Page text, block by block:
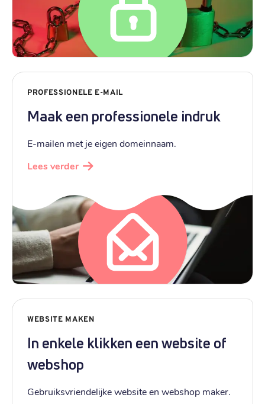
PROFESSIONELE E-MAIL
Maak een professionele indruk
E-mailen met je eigen domeinnaam.
Lees verder
WEBSITE MAKEN
In enkele klikken een website of
webshop
Gebruiksvriendelijke website en webshop maker.